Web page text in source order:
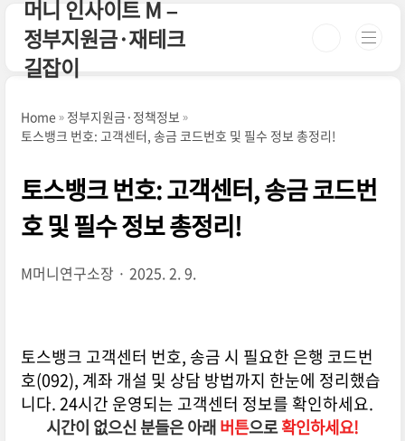
본문 바로가기
머니 인사이트 M –
정부지원금·재테크
길잡이
Home
정부지원금·정책정보
토스뱅크 번호: 고객센터, 송금 코드번호 및 필수 정보 총정리!
토스뱅크 번호: 고객센터, 송금 코드번
호 및 필수 정보 총정리!
M머니연구소장 2025. 2. 9.
토스뱅크 고객센터 번호, 송금 시 필요한 은행 코드번
호(092), 계좌 개설 및 상담 방법까지 한눈에 정리했습
니다. 24시간 운영되는 고객센터 정보를 확인하세요.
시간이 없으신 분들은 아래버튼으로확인하세요!